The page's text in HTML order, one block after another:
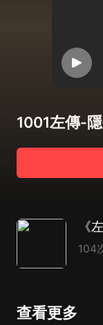
1001左傳-
《
104
查看更多